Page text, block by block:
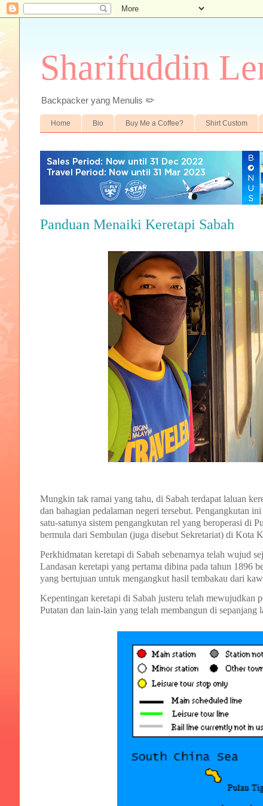
Sharifuddin
Backpacker yang Menulis ✏️
Home Bio Buy Me a Coffee? Shirt Custom
Panduan Menaiki Keretapi Sabah
Mungkin tak ramai yang tahu, di Sabah terdapat laluan
dan bahagian pedalaman negeri tersebut. Pengangkutan
satu-satunya sistem pengangkutan rel yang beroperasi di
bermula dari Sembulan (juga disebut Sekretariat) di Kota
Perkhidmatan keretapi di Sabah sebenarnya telah wujud
Landasan keretapi yang pertama dibina pada tahun 1896
yang bertujuan untuk mengangkut hasil tembakau dari
Kepentingan keretapi di Sabah justeru telah mewujudkan
Putatan dan lain-lain yang telah membangun di sepanjang